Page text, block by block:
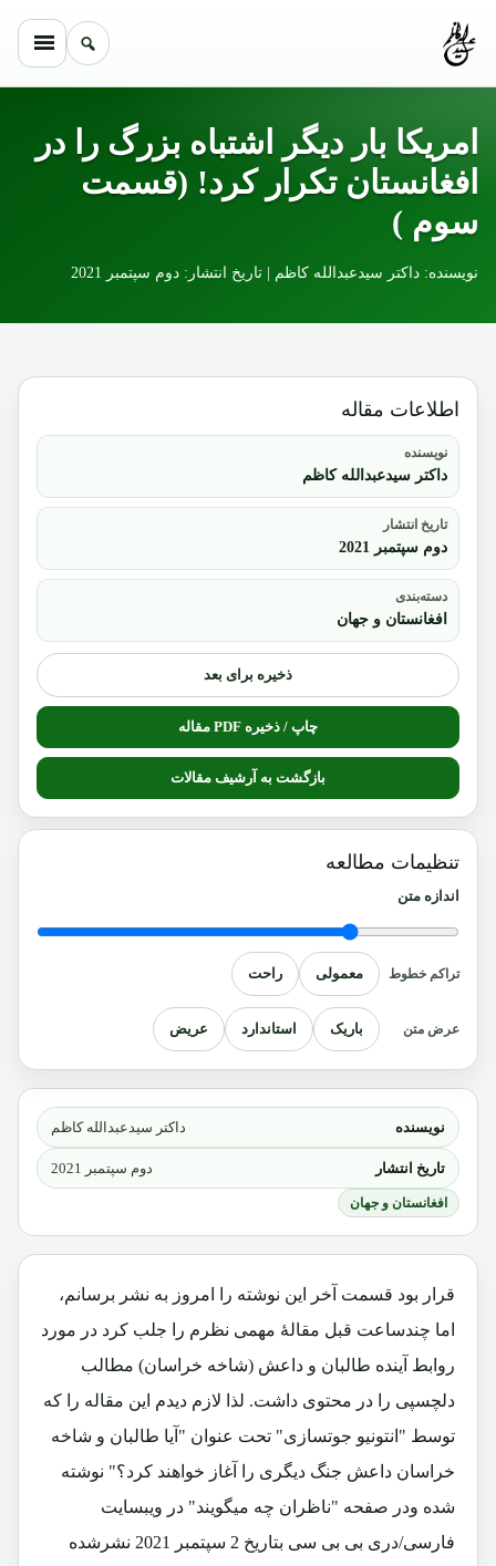
امریکا بار دیگر اشتباه بزرگ را در
افغانستان تکرار کرد! (قسمت
سوم )
نویسنده: داکتر سیدعبدالله کاظم | تاریخ انتشار: دوم سپتمبر 2021
نویسنده داکتر سیدعبدالله کاظم
تاریخ انتشار دوم سپتمبر 2021
افغانستان و جهان
قرار بود قسمت آخر این نوشته را امروز به نشر برسانم،
اما چندساعت قبل مقالۀ مهمی نظرم را جلب کرد در مورد
روابط آینده طالبان و داعش (شاخه خراسان) مطالب
دلچسپی را در محتوی داشت. لذا لازم دیدم این مقاله را که
توسط "انتونیو جوتسازی" تحت عنوان " آیا طالبان و شاخه
خراسان داعش جنگ دیگری را آغاز خواهند کرد؟" نوشته
شده ودر صفحه "ناظران چه میگویند" در ویبسایت
فارسی/دری بی بی سی بتاریخ 2 سپتمبر 2021 نشرشده
اطلاعات مقاله
نویسنده
داکتر سیدعبدالله کاظم
تاریخ انتشار
دوم سپتمبر 2021
دسته‌بندی
افغانستان و جهان
ذخیره برای بعد
چاپ / ذخیره PDF مقاله
بازگشت به آرشیف مقالات
تنظیمات مطالعه
اندازه متن
تراکم خطوط معمولی راحت
عرض متن باریک استاندارد عریض